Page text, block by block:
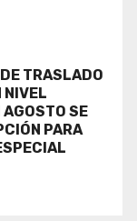
TRASLADO
NIVEL
AGOSTO SE
PARA